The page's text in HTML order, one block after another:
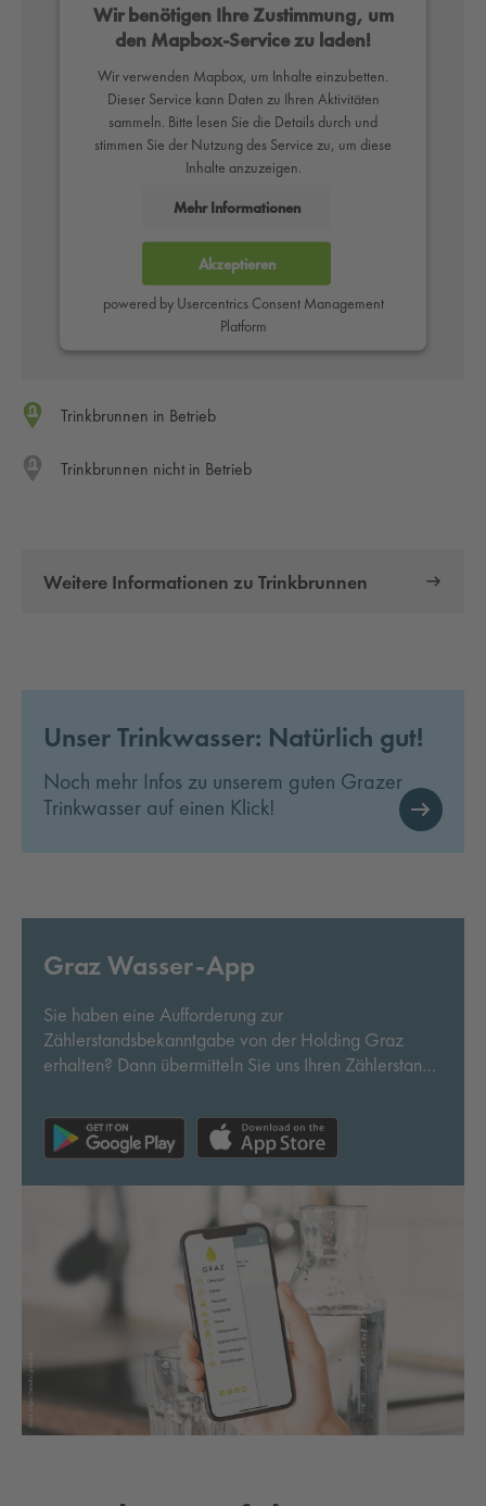
Wir benötigen Ihre Zustimmung, um
den Mapbox-Service zu laden!
Wir verwenden Mapbox, um Inhalte einzubetten.
Dieser Service kann Daten zu Ihren Aktivitäten
sammeln. Bitte lesen Sie die Details durch und
stimmen Sie der Nutzung des Service zu, um diese
Inhalte anzuzeigen.
Mehr Informationen
Akzeptieren
powered by Usercentrics Consent Management
Platform
Trinkbrunnen in Betrieb
Trinkbrunnen nicht in Betrieb
Weitere Informationen zu Trinkbrunnen
Unser Trinkwasser: Natürlich gut!
Noch mehr Infos zu unserem guten Grazer
Trinkwasser auf einen Klick!
Graz Wasser-App
Sie haben eine Aufforderung zur
Zählerstandsbekanntgabe von der Holding Graz
erhalten? Dann übermitteln Sie uns Ihren Zählerstand